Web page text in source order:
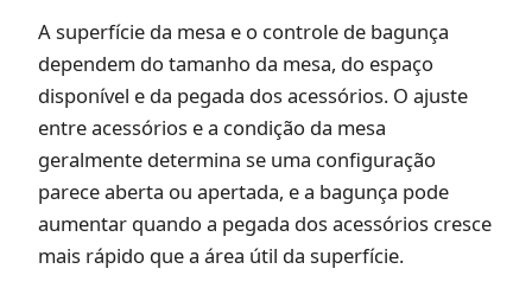
A superfície da mesa e o controle de bagunça
dependem do tamanho da mesa, do espaço
disponível e da pegada dos acessórios. O ajuste
entre acessórios e a condição da mesa
geralmente determina se uma configuração
parece aberta ou apertada, e a bagunça pode
aumentar quando a pegada dos acessórios cresce
mais rápido que a área útil da superfície.